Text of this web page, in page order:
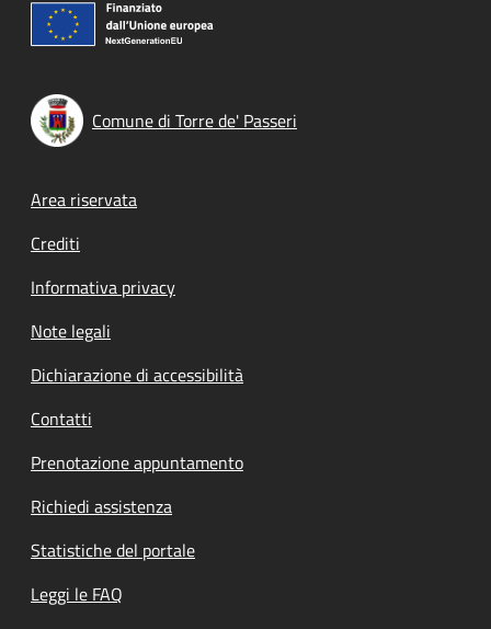
Comune di Torre de' Passeri
Footer menu
Area riservata
Crediti
Informativa privacy
Note legali
Dichiarazione di accessibilità
Contatti
Prenotazione appuntamento
Richiedi assistenza
Statistiche del portale
Leggi le FAQ